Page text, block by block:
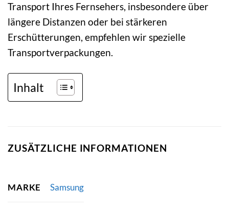
Transport Ihres Fernsehers, insbesondere über
längere Distanzen oder bei stärkeren
Erschütterungen, empfehlen wir spezielle
Transportverpackungen.
Inhalt
ZUSÄTZLICHE INFORMATIONEN
MARKE Samsung